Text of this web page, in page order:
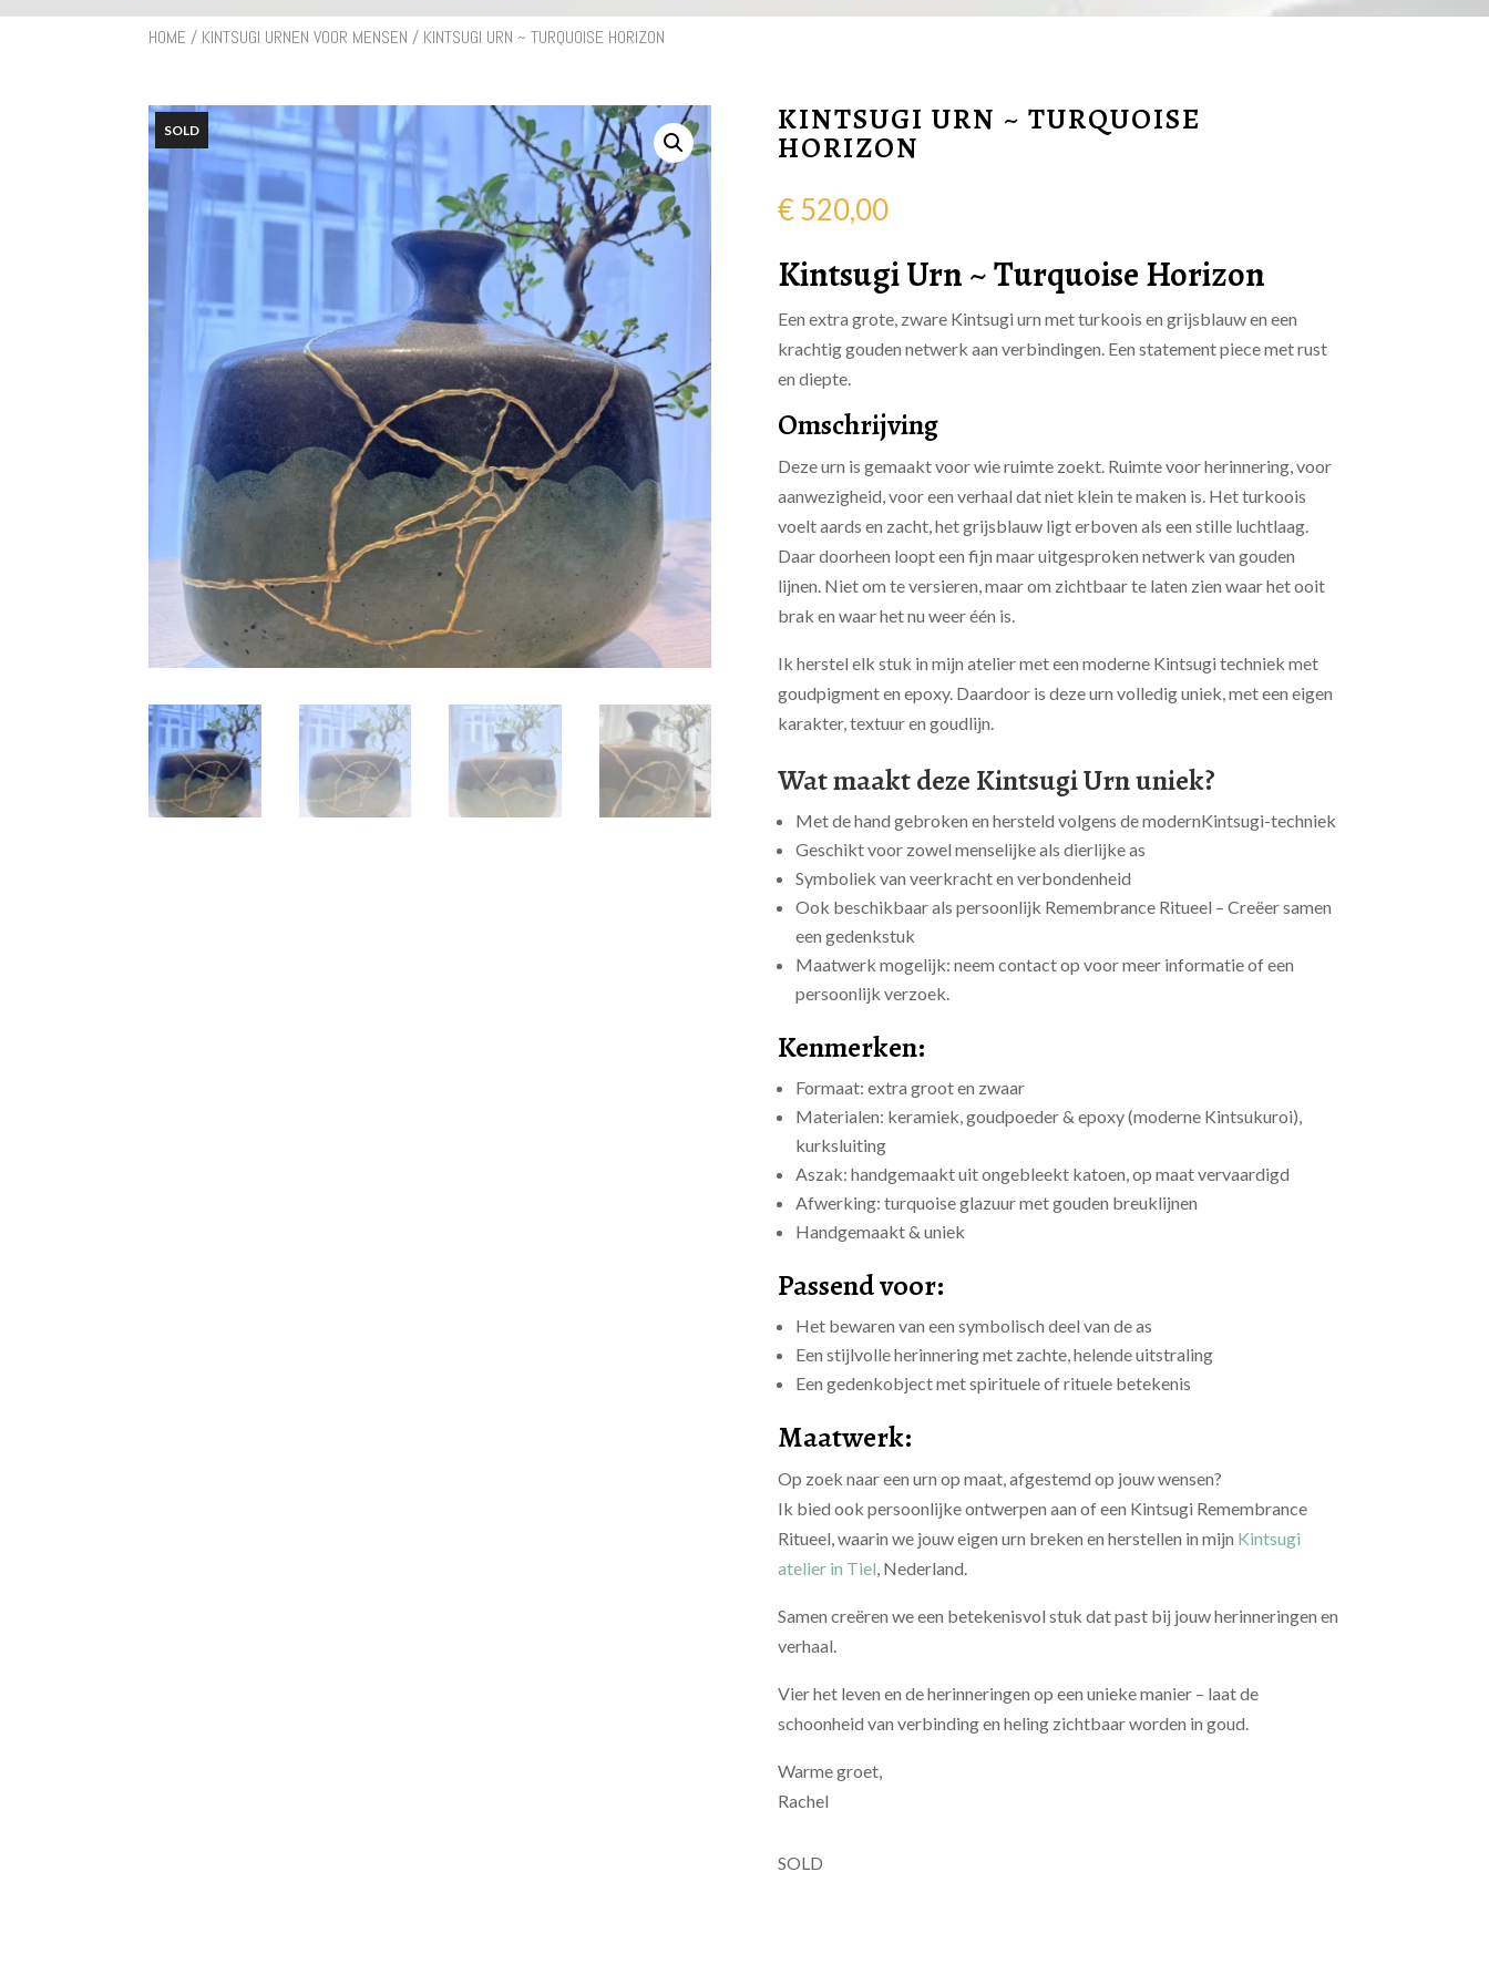
HOME / KINTSUGI URNEN VOOR MENSEN / KINTSUGI URN ~ TURQUOISE HORIZON
KINTSUGI URN ~ TURQUOISE
HORIZON
€520,00
Kintsugi Urn ~ Turquoise Horizon
Een extra grote, zware Kintsugi urn met turkoois en grijsblauw en een
krachtig gouden netwerk aan verbindingen. Een statement piece met rust
en diepte.
Omschrijving
Deze urn is gemaakt voor wie ruimte zoekt. Ruimte voor herinnering, voor
aanwezigheid, voor een verhaal dat niet klein te maken is. Het turkoois
voelt aards en zacht, het grijsblauw ligt erboven als een stille luchtlaag.
Daar doorheen loopt een fijn maar uitgesproken netwerk van gouden
lijnen. Niet om te versieren, maar om zichtbaar te laten zien waar het ooit
brak en waar het nu weer één is.
Ik herstel elk stuk in mijn atelier met een moderne Kintsugi techniek met
goudpigment en epoxy. Daardoor is deze urn volledig uniek, met een eigen
karakter, textuur en goudlijn.
Wat maakt deze Kintsugi Urn uniek?
Met de hand gebroken en hersteld volgens de modernKintsugi-techniek
Geschikt voor zowel menselijke als dierlijke as
Symboliek van veerkracht en verbondenheid
Ook beschikbaar als persoonlijk Remembrance Ritueel – Creëer samen
een gedenkstuk
Maatwerk mogelijk: neem contact op voor meer informatie of een
persoonlijk verzoek.
Kenmerken:
Formaat: extra groot en zwaar
Materialen: keramiek, goudpoeder & epoxy (moderne Kintsukuroi),
kurksluiting
Aszak: handgemaakt uit ongebleekt katoen, op maat vervaardigd
Afwerking: turquoise glazuur met gouden breuklijnen
Handgemaakt & uniek
Passend voor:
Het bewaren van een symbolisch deel van de as
Een stijlvolle herinnering met zachte, helende uitstraling
Een gedenkobject met spirituele of rituele betekenis
Maatwerk:
Op zoek naar een urn op maat, afgestemd op jouw wensen?
Ik bied ook persoonlijke ontwerpen aan of een Kintsugi Remembrance
Ritueel, waarin we jouw eigen urn breken en herstellen in mijn Kintsugi
atelier in Tiel , Nederland.
Samen creëren we een betekenisvol stuk dat past bij jouw herinneringen en
verhaal.
Vier het leven en de herinneringen op een unieke manier – laat de
schoonheid van verbinding en heling zichtbaar worden in goud.
Warme groet,
Rachel
SOLD